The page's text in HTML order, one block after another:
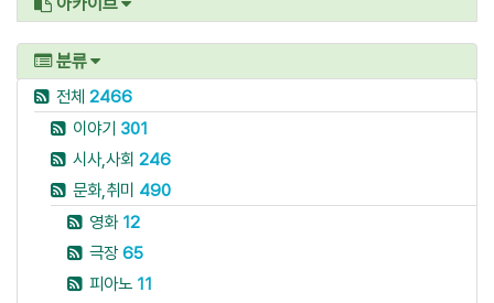
분류
전체 2466
이야기 301
시사,사회 246
문화,취미 490
영화 12
극장65
피아노 11